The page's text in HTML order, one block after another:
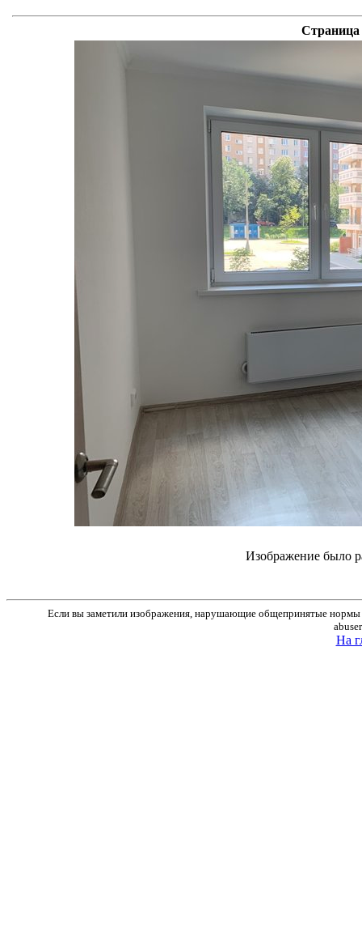
Страница
Изображение было
Если вы заметили изображения, нарушающие общепринятые нормы
На